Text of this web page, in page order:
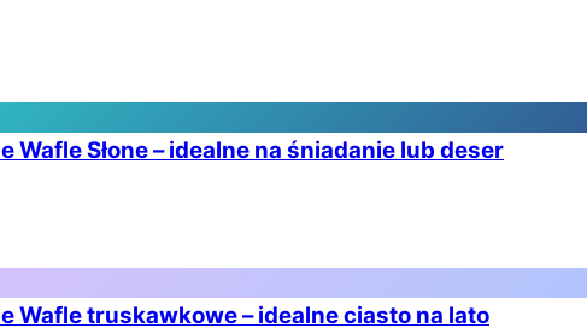
Wafle Słone – idealne na śniadanie lub deser
Wafle truskawkowe – idealne ciasto na lato